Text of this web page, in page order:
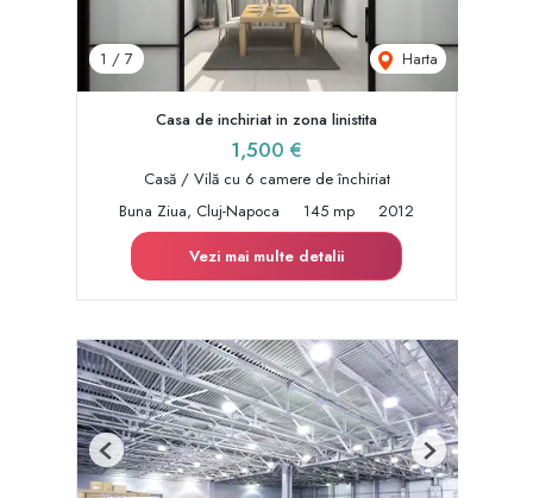
1 / 7 Harta
Casa de inchiriat in zona linistita
1,500 €
Casă / Vilă cu 6 camere de închiriat
Buna Ziua, Cluj-Napoca
145 mp
2012
Vezi mai multe detalii
Previous Next